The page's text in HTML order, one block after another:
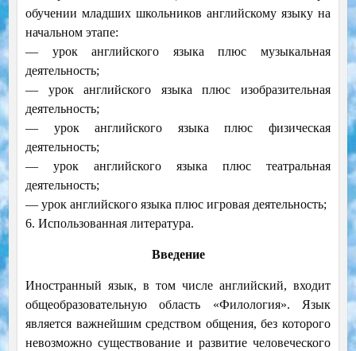
обучении младших школьников английскому языку на
начальном этапе:
— урок английского языка плюс музыкальная
деятельность;
— урок английского языка плюс изобразительная
деятельность;
— урок английского языка плюс физическая
деятельность;
— урок английского языка плюс театральная
деятельность;
— урок английского языка плюс игровая деятельность;
6. Использованная литература.
Введение
Иностранный язык, в том числе английский, входит
общеобразовательную область «Филология». Язык
является важнейшим средством общения, без которого
невозможно существование и развитие человеческого